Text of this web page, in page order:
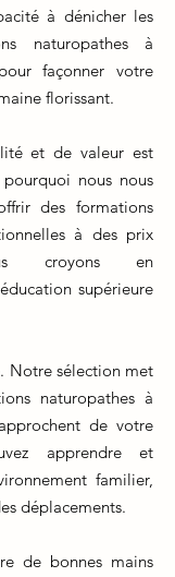
à dénicher les
naturopathes à
façonner votre
florissant.
et de valeur est
nous nous
des formations
à des prix
croyons en
supérieure
Notre sélection met
naturopathes à
de votre
apprendre et
familier,
déplacements.
de bonnes mains